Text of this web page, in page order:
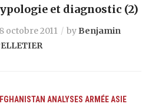
et diagnostic (2)
octobre 2011 by Benjamin
ANALYSES ARMÉEASIE